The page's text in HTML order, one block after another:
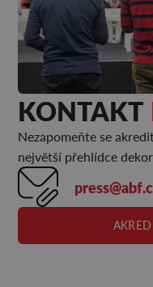
KONTAKT
Nezapomeňte se
největší přehlídce